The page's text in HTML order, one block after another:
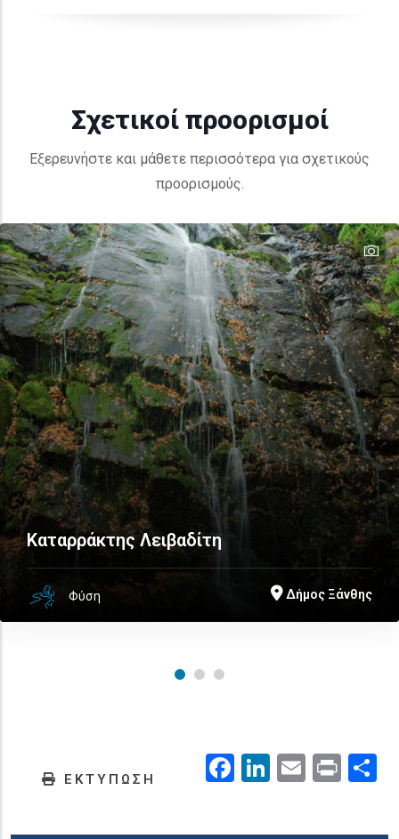
Σχετικοί προορισμοί
Εξερευνήστε και μάθετε περισσότερα για σχετικούς
προορισμούς.
Καταρράκτης Λειβαδίτη
Φύση Δήμος Ξάνθης
ΕΚΤΥΠΩΣΗ Facebook
LinkedIn
EmailPrint